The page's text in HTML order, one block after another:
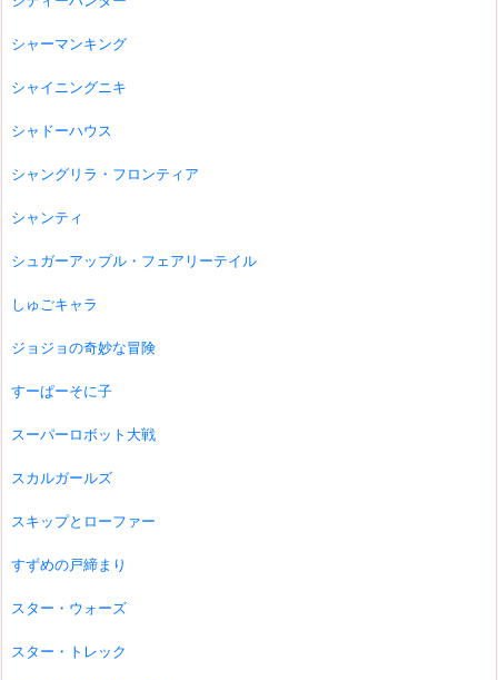
シャーマンキング
シャイニングニキ
シャドーハウス
シャングリラ・フロンティア
シャンティ
シュガーアップル・フェアリーテイル
しゅごキャラ
ジョジョの奇妙な冒険
すーぱーそに子
スーパーロボット大戦
スカルガールズ
スキップとローファー
すずめの戸締まり
スター・ウォーズ
スター・トレック